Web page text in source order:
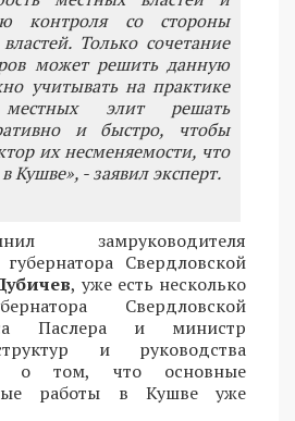
контроля со стороны
Только сочетание
может решить данную
учитывать на практике
местных элит решать
и быстро, чтобы
их несменяемости, что
Кушве», - заявил эксперт.
замруководителя
Свердловской
, уже есть несколько
Свердловской
Паслера и министр
и руководства
о том, что основные
работы в Кушве уже